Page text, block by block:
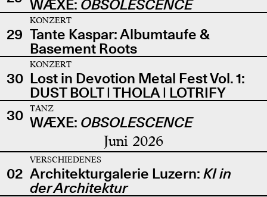
WÆXE: OBSOLESCENCE
29
KONZERT
Tante Kaspar: Albumtaufe &
Basement Roots
30
KONZERT
Lost in Devotion Metal Fest Vol. 1:
DUST BOLT | THOLA | LOTRIFY
30
TANZ
WÆXE: OBSOLESCENCE
Juni 2026
02
VERSCHIEDENES
Architekturgalerie Luzern: KI in
der Architektur